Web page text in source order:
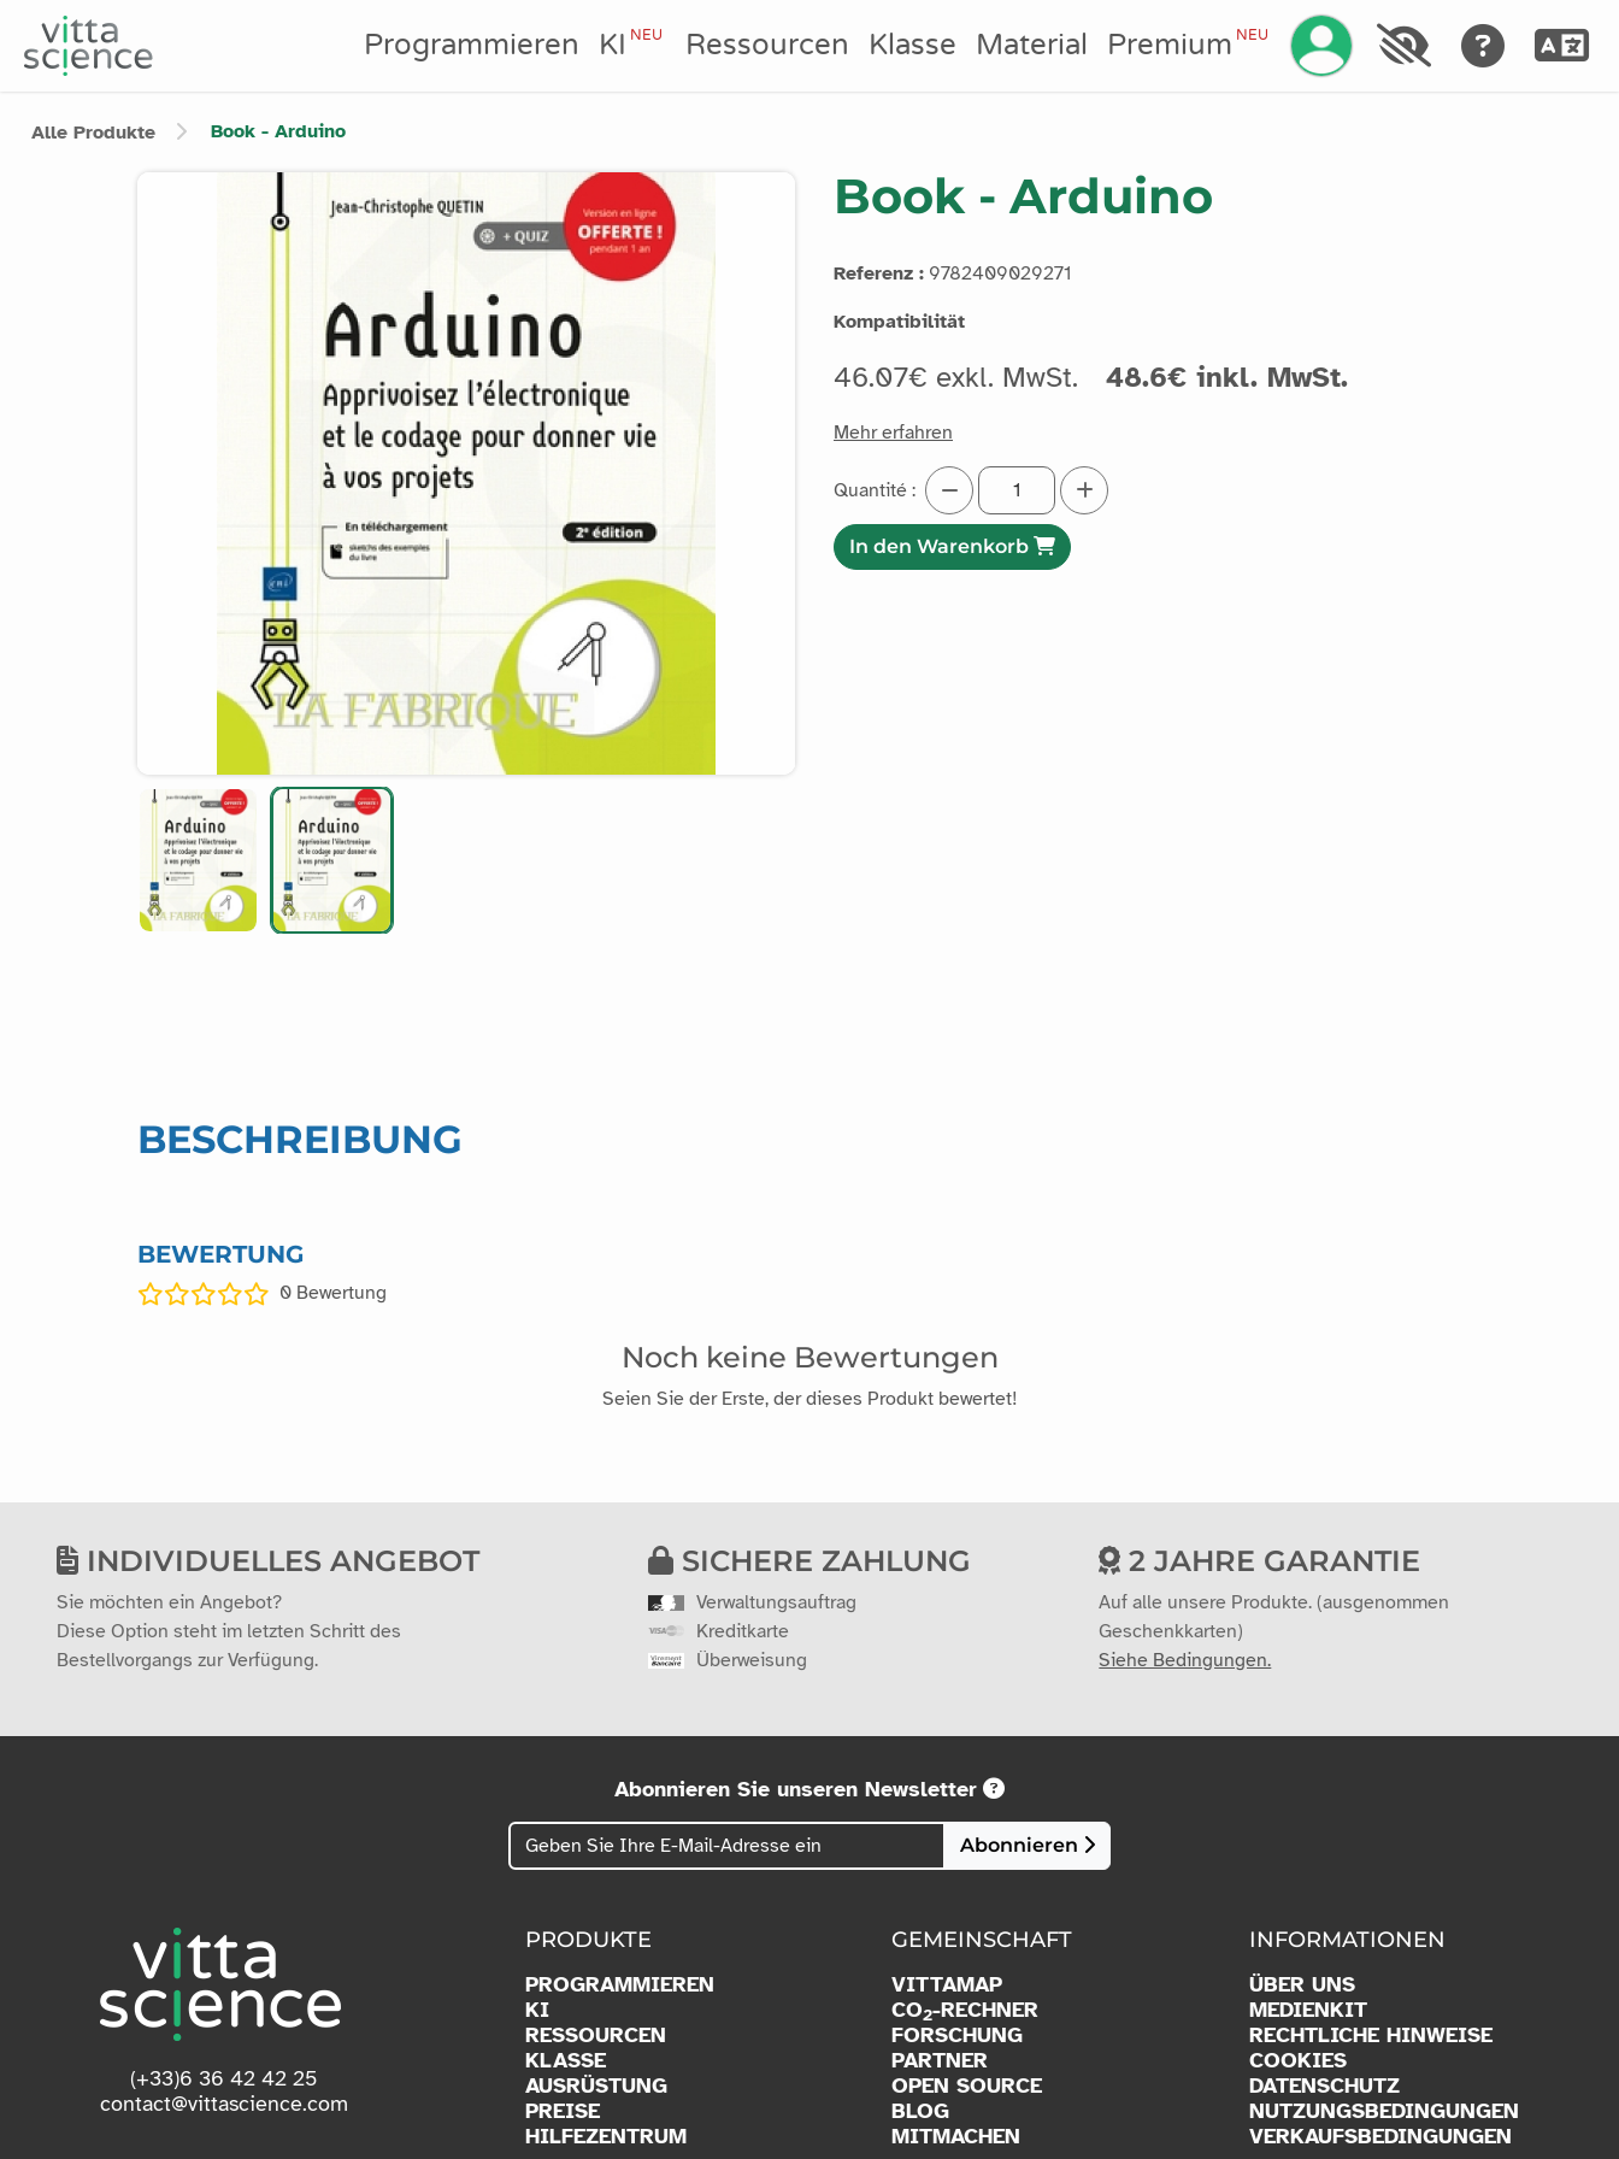
Programmieren KINEU Ressourcen Klasse Material PremiumNEU Ihr Konto verwalten
Alle Produkte Book - Arduino
Book - Arduino
Referenz : 9782409029271
Kompatibilität
46.07€ exkl. MwSt. 48.6€ inkl. MwSt.
Mehr erfahren
Quantité :
In den Warenkorb
BESCHREIBUNG
BEWERTUNG
0 Bewertung
Noch keine Bewertungen
Seien Sie der Erste, der dieses Produkt bewertet!
INDIVIDUELLES ANGEBOT
Sie möchten ein Angebot?
Diese Option steht im letzten Schritt des
Bestellvorgangs zur Verfügung.
SICHERE ZAHLUNG
Verwaltungsauftrag
Kreditkarte
Überweisung
2 JAHRE GARANTIE
Auf alle unsere Produkte. (ausgenommen
Geschenkkarten)
Siehe Bedingungen.
Abonnieren Sie unseren Newsletter
Abonnieren
(+33)6 36 42 42 25
contact@vittascience.com
PRODUKTE
PROGRAMMIEREN
KI
RESSOURCEN
KLASSE
AUSRÜSTUNG
PREISE
HILFEZENTRUM
GEMEINSCHAFT
VITTAMAP
CO2-RECHNER
FORSCHUNG
PARTNER
OPEN SOURCE
BLOG
MITMACHEN
INFORMATIONEN
ÜBER UNS
MEDIENKIT
RECHTLICHE HINWEISE
COOKIES
DATENSCHUTZ
NUTZUNGSBEDINGUNGEN
VERKAUFSBEDINGUNGEN